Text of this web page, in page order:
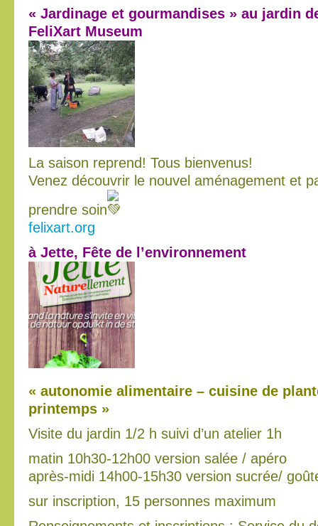
« Jardinage et gourmandises » au jardin
FeliXart Museum
La saison reprend! Tous bienvenus!
Venez découvrir le nouvel aménagement et
prendre soin
felixart.org
à Jette, Fête de l’environnement
« autonomie alimentaire – cuisine de
printemps »
Visite du jardin 1/2 h suivi d’un atelier 1h
matin 10h30-12h00 version salée / apéro
après-midi 14h00-15h30 version sucrée/
sur inscription, 15 personnes maximum